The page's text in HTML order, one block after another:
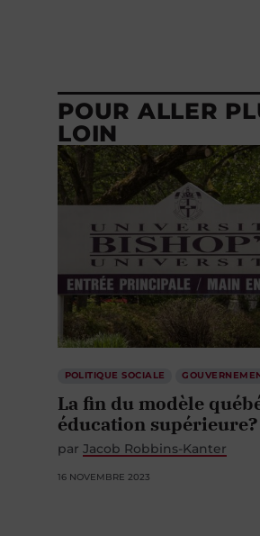
POUR ALLER
LOIN
La fin du modèle
éducation supérieure?